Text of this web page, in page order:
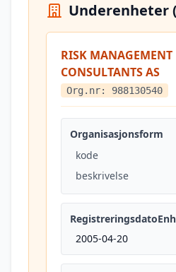
Underenheter
RISK MANAGEMENT
CONSULTANTS AS
Org.nr: 988130540
Organisasjonsform
kode
beskrivelse
2005-04-20